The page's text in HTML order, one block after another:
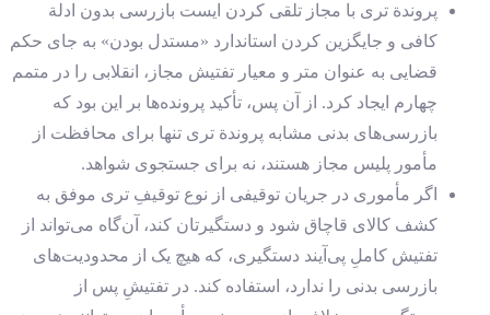
پروندة تری با مجاز تلقی کردن ایست بازرسی بدون ادلة
کافی و جایگزین کردن استاندارد «مستدل بودن» به جای حکم
قضایی به عنوان متر و معیار تفتیش مجاز،‌ انقلابی را در متمم
چهارم ایجاد کرد. از آن پس، تأکید پرونده‌ها بر این بود که
بازرسی‌های‌ بدنی مشابه پروندة تری تنها برای محافظت از
مأمور پلیس مجاز هستند، نه برای جستجوی شواهد.
اگر مأموری در جریان توقیفی از نوع توقیفِ تری موفق به
کشف کالای قاچاق شود و دستگیرتان کند، آن‌گاه می‌تواند از
تفتیش کاملِ پی‌آیند دستگیری، که هیچ یک از محدودیت‌های
بازرسی بدنی را ندارد، استفاده کند. در تفتیشِ پس از